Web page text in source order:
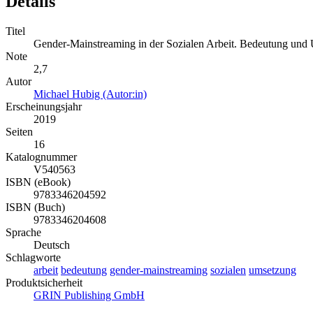
Titel
Gender-Mainstreaming in der Sozialen Arbeit. Bedeutung und
Note
2,7
Autor
Michael Hubig (Autor:in)
Erscheinungsjahr
2019
Seiten
16
Katalognummer
V540563
ISBN (eBook)
9783346204592
ISBN (Buch)
9783346204608
Sprache
Deutsch
Schlagworte
arbeit bedeutung gender-mainstreaming sozialen umsetzung
Produktsicherheit
GRIN Publishing GmbH